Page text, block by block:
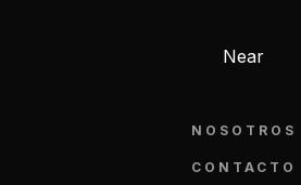
Near
NOSOTROS
CONTACTO